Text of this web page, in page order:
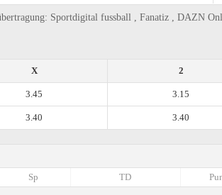
Sportdigital fussball , Fanatiz , DAZN
2
X
3.15
3.45
3.40
3.40
TD
Sp